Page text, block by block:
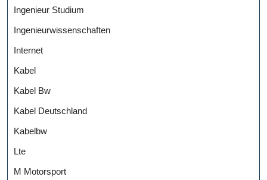
Ingenieur Studium
Ingenieurwissenschaften
Internet
Kabel
Kabel Bw
Kabel Deutschland
Kabelbw
Lte
M Motorsport